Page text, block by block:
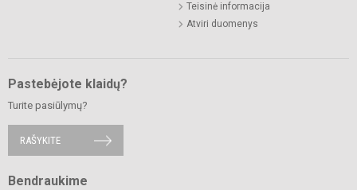
Teisinė informacija
Atviri duomenys
Pastebėjote klaidų?
Turite pasiūlymų?
RAŠYKITE
Bendraukime